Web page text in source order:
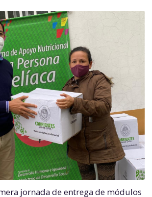
jornada de entrega de módulos